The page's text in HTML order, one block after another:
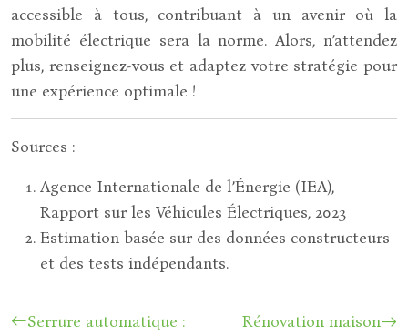
accessible à tous, contribuant à un avenir où la
mobilité électrique sera la norme. Alors, n’attendez
plus, renseignez-vous et adaptez votre stratégie pour
une expérience optimale !
Sources :
Agence Internationale de l’Énergie (IEA),
Rapport sur les Véhicules Électriques, 2023
Estimation basée sur des données constructeurs
et des tests indépendants.
Serrure automatique :
Rénovation maison